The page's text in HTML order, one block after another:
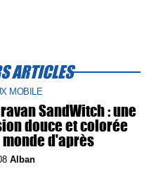
ARTICLES
MOBILE
SandWitch : une
douce et colorée
d'après
Alban